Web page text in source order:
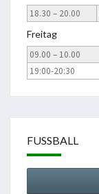
18.30 – 20.00
Freitag
09.00 – 10.00
19:00-20:30
FUSSBALL